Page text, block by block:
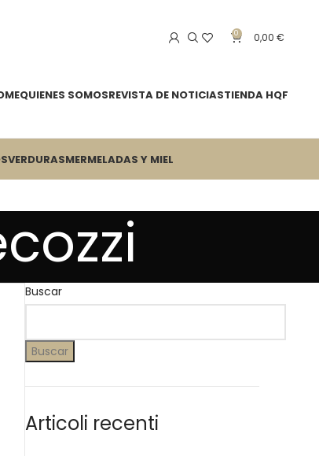
0 0,00€
QUIENES SOMOSREVISTA DE NOTICIASTIENDA HQF
VERDURASMERMELADAS Y MIEL
Buscar
Buscar
Articoli recenti